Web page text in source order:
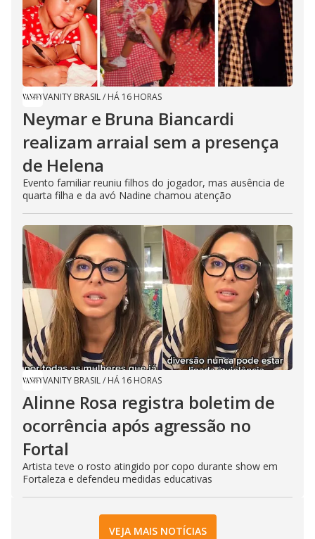
VANITY BRASIL/ HÁ 16 HORAS
Neymar e Bruna Biancardi
realizam arraial sem a presença
de Helena
Evento familiar reuniu filhos do jogador, mas ausência de
quarta filha e da avó Nadine chamou atenção
VANITY BRASIL/ HÁ 16 HORAS
Alinne Rosa registra boletim de
ocorrência após agressão no
Fortal
Artista teve o rosto atingido por copo durante show em
Fortaleza e defendeu medidas educativas
VEJA MAIS NOTÍCIAS